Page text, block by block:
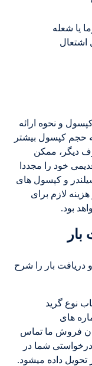
یا شعله
اشتعال
و نحوه ارائه
حجم کپسول بیشتر
دیگر، ممکن
خود را مجددا
سیلندر و کپسول های
لازم برای
بود.
دریافت بار را شرح
نوع گرید
های
با کارشناسان فروش ما تماس
شما در
داده میشود.